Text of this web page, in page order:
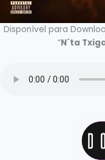
Disponível para
“N´ta